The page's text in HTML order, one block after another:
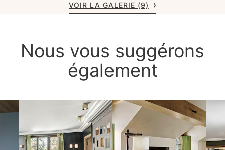
VOIR LA GALERIE (9)
Nous vous suggérons
également